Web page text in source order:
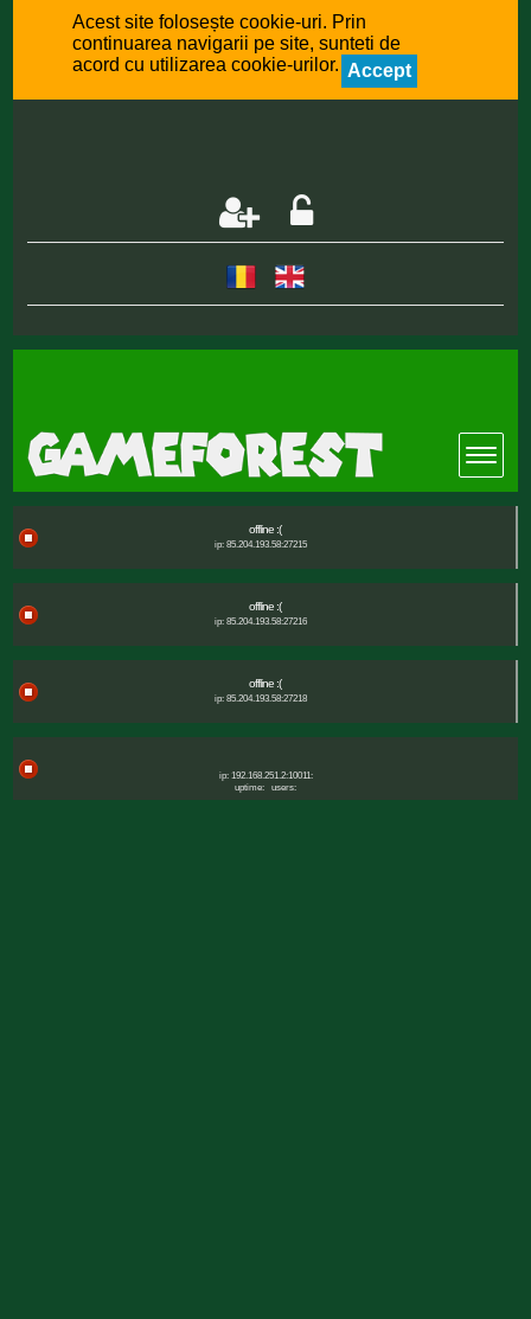
Acest site folosește cookie-uri. Prin
continuarea navigarii pe site, sunteti de
acord cu utilizarea cookie-urilor. Accept
offline :(
ip: 85.204.193.58:27215
offline :(
ip: 85.204.193.58:27216
offline :(
ip: 85.204.193.58:27218
ip: 192.168.251.2:10011:
uptime:
users: